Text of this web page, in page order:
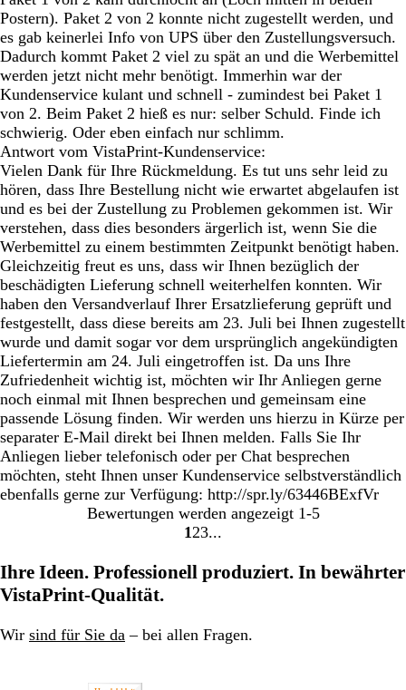
Postern). Paket 2 von 2 konnte nicht zugestellt werden, und
es gab keinerlei Info von UPS über den Zustellungsversuch.
Dadurch kommt Paket 2 viel zu spät an und die Werbemittel
werden jetzt nicht mehr benötigt. Immerhin war der
Kundenservice kulant und schnell - zumindest bei Paket 1
von 2. Beim Paket 2 hieß es nur: selber Schuld. Finde ich
schwierig. Oder eben einfach nur schlimm.
Antwort vom VistaPrint-Kundenservice:
Vielen Dank für Ihre Rückmeldung. Es tut uns sehr leid zu
hören, dass Ihre Bestellung nicht wie erwartet abgelaufen ist
und es bei der Zustellung zu Problemen gekommen ist. Wir
verstehen, dass dies besonders ärgerlich ist, wenn Sie die
Werbemittel zu einem bestimmten Zeitpunkt benötigt haben.
Gleichzeitig freut es uns, dass wir Ihnen bezüglich der
beschädigten Lieferung schnell weiterhelfen konnten. Wir
haben den Versandverlauf Ihrer Ersatzlieferung geprüft und
festgestellt, dass diese bereits am 23. Juli bei Ihnen zugestellt
wurde und damit sogar vor dem ursprünglich angekündigten
Liefertermin am 24. Juli eingetroffen ist. Da uns Ihre
Zufriedenheit wichtig ist, möchten wir Ihr Anliegen gerne
noch einmal mit Ihnen besprechen und gemeinsam eine
passende Lösung finden. Wir werden uns hierzu in Kürze per
separater E-Mail direkt bei Ihnen melden. Falls Sie Ihr
Anliegen lieber telefonisch oder per Chat besprechen
möchten, steht Ihnen unser Kundenservice selbstverständlich
ebenfalls gerne zur Verfügung: http://spr.ly/63446BExfVr
Bewertungen werden angezeigt 1-5
Gehe
Seite
1 Gehe
Seite
2 Gehe
Seite
3
Ihre Ideen. Professionell produziert. In bewährter
VistaPrint-Qualität.
Wir sind für Sie da – bei allen Fragen.